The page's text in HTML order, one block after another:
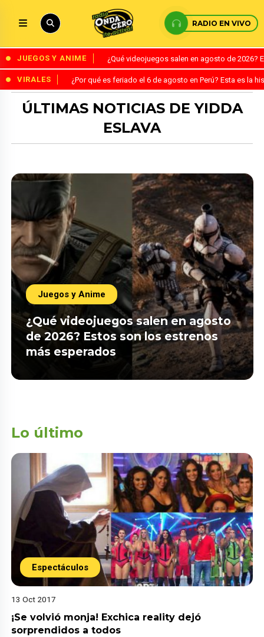
RADIO EN VIVO
JUEGOS Y ANIME ¿Qué videojuegos salen en agosto de
VIRALES ¿Por qué es feriado el 6 de agosto en Perú? Esta es la
ÚLTIMAS NOTICIAS DE YIDDA
ESLAVA
Juegos y Anime
¿Qué videojuegos salen en agosto
de 2026? Estos son los estrenos
más esperados
Lo último
Espectáculos
13 Oct 2017
¡Se volvió monja! Exchica reality dejó
sorprendidos a todos